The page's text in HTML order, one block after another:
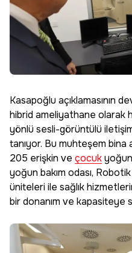
Kasapoğlu açıklamasının
hibrid ameliyathane olarak
yönlü sesli-görüntülü
tanıyor. Bu muhteşem bina
205 erişkin ve çocuk
yoğun bakım odası,
üniteleri ile sağlık
bir donanım ve kapasiteye